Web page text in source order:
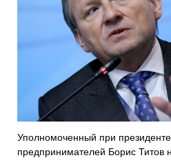
Уполномоченный при
предпринимателей Борис Титов